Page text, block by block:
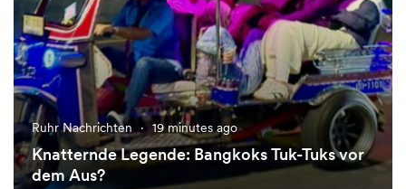
Ruhr Nachrichten · 19 minutes ago
Knatternde Legende: Bangkoks Tuk-Tuks vor
dem Aus?